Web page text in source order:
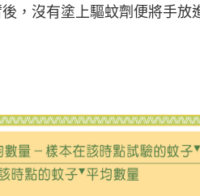
，沒有塗上驅蚊劑便將手放